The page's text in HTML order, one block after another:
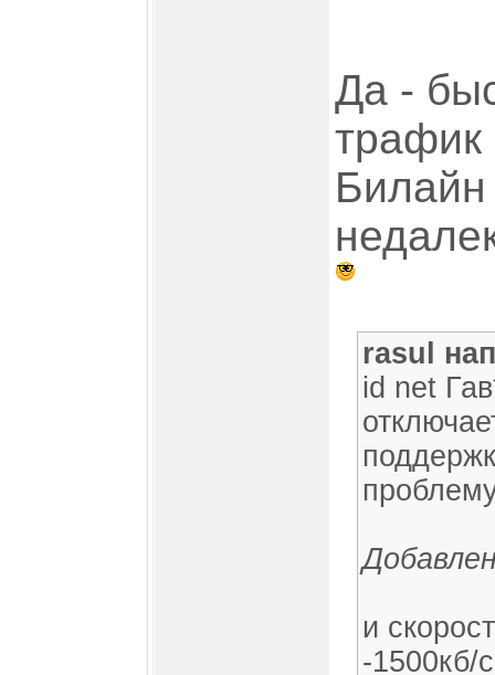
Да -
трафик
Билайн
rasul
id net
и
-1500кб/